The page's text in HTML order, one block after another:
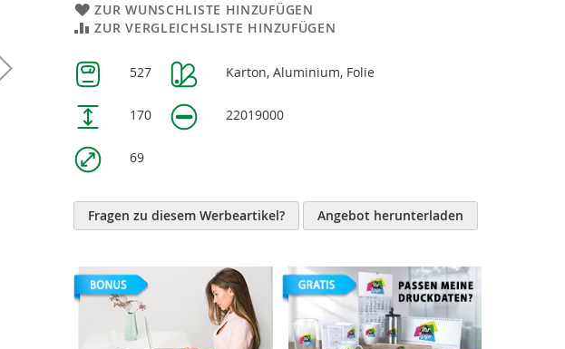
ZUR WUNSCHLISTE HINZUFÜGEN
ZUR VERGLEICHSLISTE HINZUFÜGEN
Weitere
Informationen
527 Karton, Aluminium, Folie
170 22019000
69
Fragen zu diesem Werbeartikel? Angebot herunterladen